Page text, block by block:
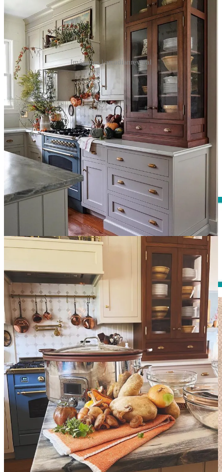
Imágenes | arcadianrevival
En el otro lado, almacenamiento puro y duro y un frigorífico
panelado que juega al escondite. En el centro hay una isla que se
abre al comedor. Este funciona como una cuarta pared: ambiente
cálido, mesa de madera, un banco con cojines, una enorme alfombra
bajo la mesa, una alacena pintada de color oscuro y toneladas de
confort campestre.
Y en la isla, casi escondido detrás de unas patatas… aparece un slow
cooker, ¡claro que sí!
Toda la casa de Bethany en Instagram